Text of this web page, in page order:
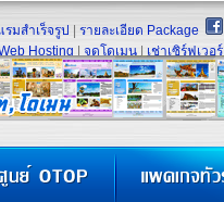
รมสำเร็จรูป
รายละเอียด Package
Hosting จดโดเมน เช่าเซิร์ฟเวอร์